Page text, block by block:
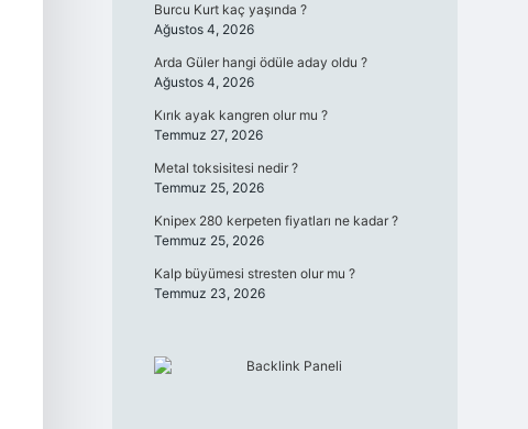
Burcu Kurt kaç yaşında ?
Ağustos 4, 2026
Arda Güler hangi ödüle aday oldu ?
Ağustos 4, 2026
Kırık ayak kangren olur mu ?
Temmuz 27, 2026
Metal toksisitesi nedir ?
Temmuz 25, 2026
Knipex 280 kerpeten fiyatları ne kadar ?
Temmuz 25, 2026
Kalp büyümesi stresten olur mu ?
Temmuz 23, 2026